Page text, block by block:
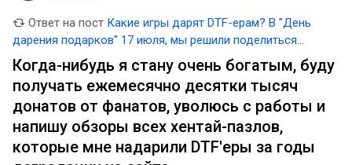
Ответ на пост Какие игры дарят DTF-ерам? В "День
дарения подарков" 17 июля, мы решили поделиться
обзорами игр, полученных в подарок 🎁 Маленькие
рассказы от простых юзеров сайта. А что хочешь в
подарок ты?
Когда-нибудь я стану очень богатым, буду
получать ежемесячно десятки тысяч
донатов от фанатов, уволюсь с работы и
напишу обзоры всех хентай-пазлов,
которые мне надарили DTF'еры за годы